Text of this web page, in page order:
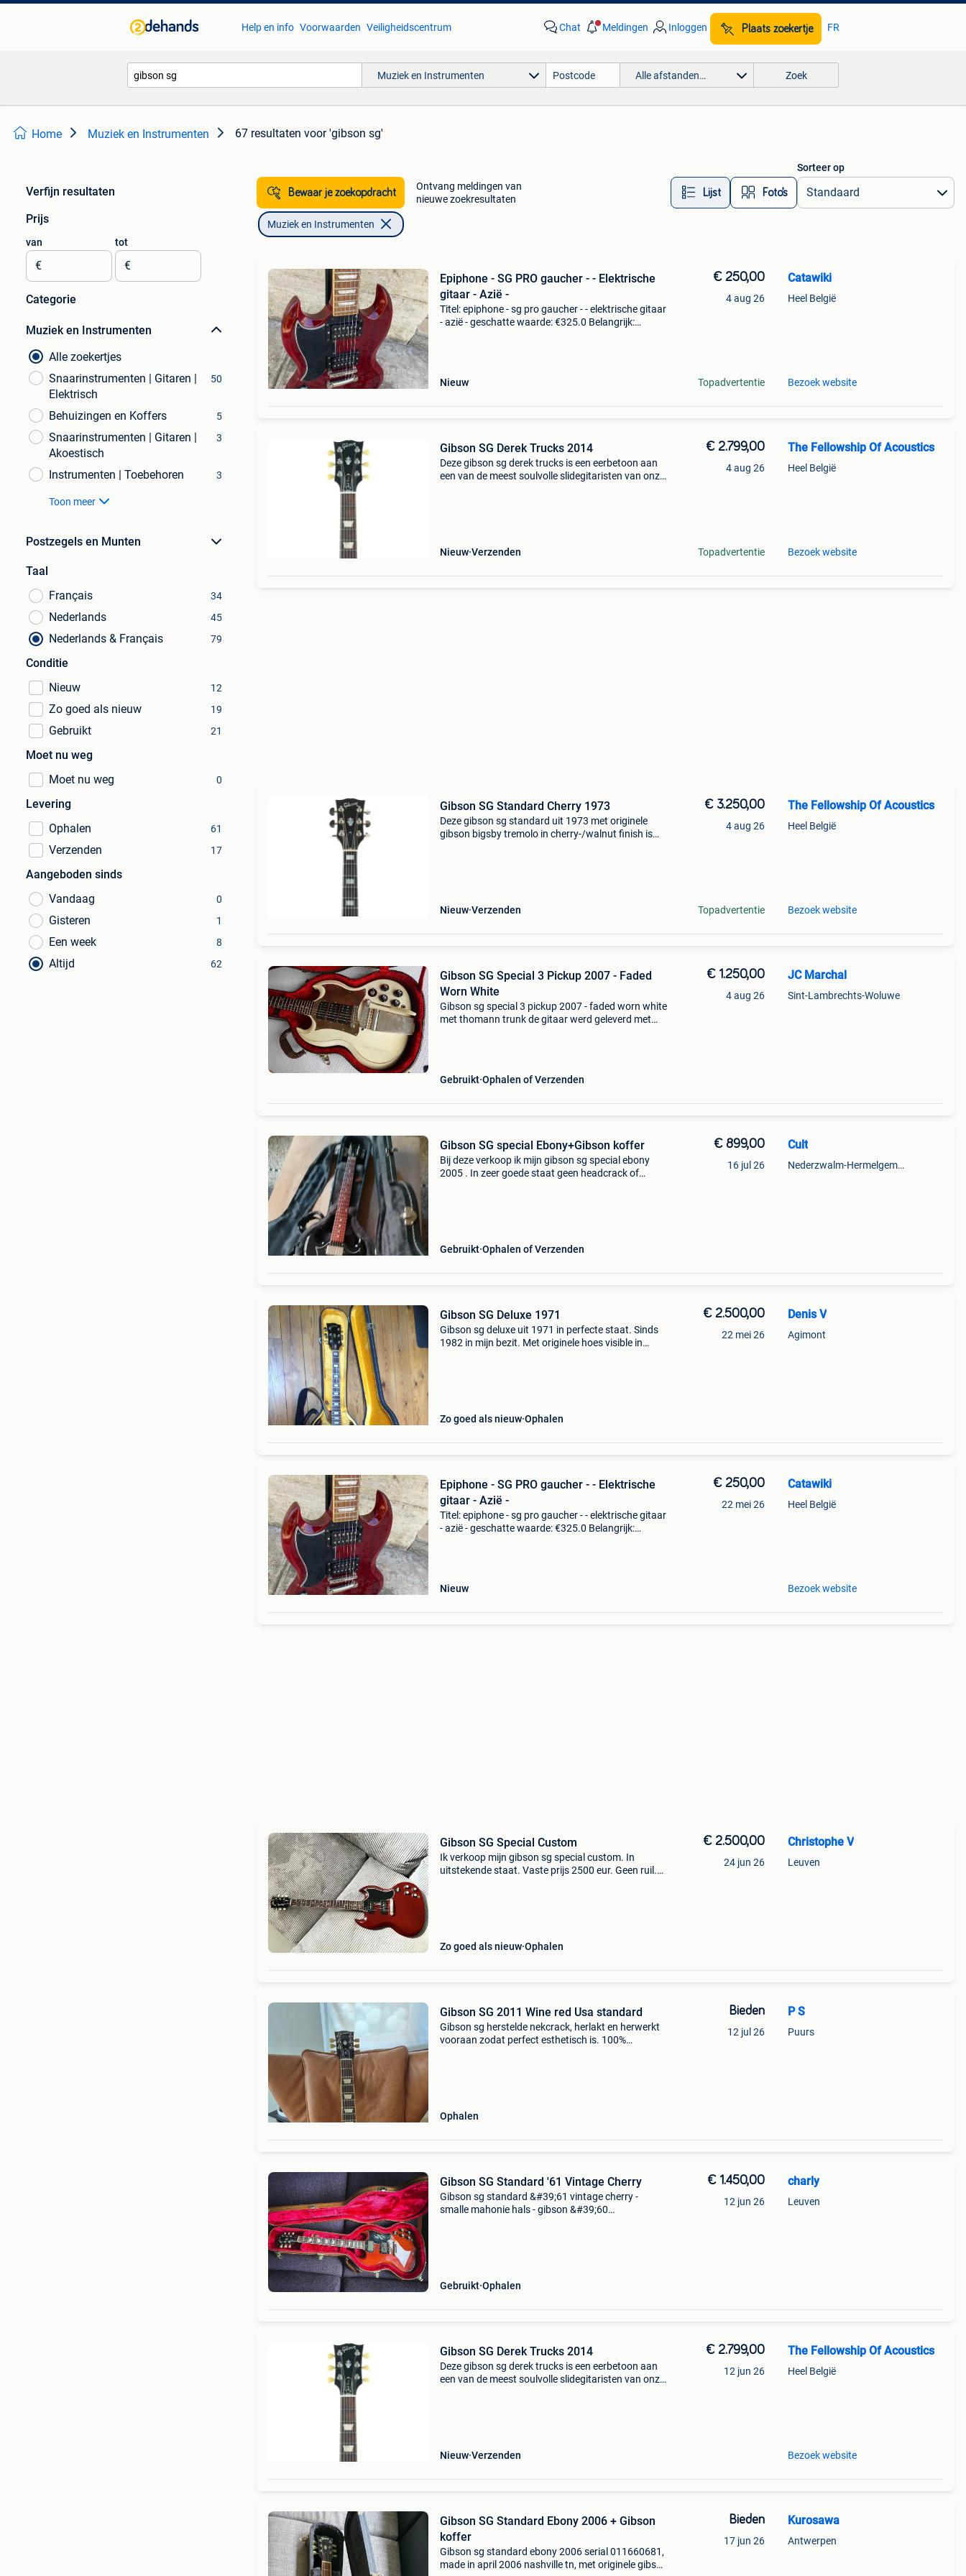
Help en info Voorwaarden Veiligheidscentrum Chat Meldingen Inloggen Plaats zoekertje FR
Muziek en Instrumenten Alle afstanden… Zoek
Home Muziek en Instrumenten 67 resultaten voor 'gibson sg'
Verfijn resultaten
Prijs
van
€
tot
€
Categorie
Muziek en Instrumenten
Alle zoekertjes
Snaarinstrumenten | Gitaren |
Elektrisch
50
Behuizingen en Koffers 5
Snaarinstrumenten | Gitaren |
Akoestisch
3
Instrumenten | Toebehoren 3
Toon meer
Postzegels en Munten
Taal
Français
34
Nederlands 45
Nederlands & Français 79
Conditie
Nieuw
12
Zo goed als nieuw 19
Gebruikt 21
Moet nu weg
Moet nu weg
0
Levering
Ophalen
61
Verzenden 17
Aangeboden sinds
Vandaag
0
Gisteren 1
Een week 8
Altijd 62
Bewaar je zoekopdracht
Ontvang meldingen van
nieuwe zoekresultaten
Lijst Foto’s
Sorteer op
Muziek en Instrumenten
Epiphone - SG PRO gaucher - - Elektrische
gitaar - Azië -
Titel: epiphone - sg pro gaucher - - elektrische gitaar
- azië - geschatte waarde: €325.0 Belangrijk:
Nieuw
€ 250,00
4 aug 26
Topadvertentie
Catawiki
Heel België
Bezoek website
Gibson SG Derek Trucks 2014
Deze gibson sg derek trucks is een eerbetoon aan
een van de meest soulvolle slidegitaristen van onze
Nieuw Verzenden
€ 2.799,00
4 aug 26
Topadvertentie
The Fellowship Of Acoustics
Heel België
Bezoek website
Gibson SG Standard Cherry 1973
Deze gibson sg standard uit 1973 met originele
gibson bigsby tremolo in cherry-/walnut finish is
Nieuw Verzenden
€ 3.250,00
4 aug 26
Topadvertentie
The Fellowship Of Acoustics
Heel België
Bezoek website
Gibson SG Special 3 Pickup 2007 - Faded
Worn White
Gibson sg special 3 pickup 2007 - faded worn white
met thomann trunk de gitaar werd geleverd met
Gebruikt Ophalen of Verzenden
€ 1.250,00
4 aug 26
JC Marchal
Sint-Lambrechts-Woluwe
Gibson SG special Ebony+Gibson koffer
Bij deze verkoop ik mijn gibson sg special ebony
2005 . In zeer goede staat geen headcrack of
Gebruikt Ophalen of Verzenden
€ 899,00
16 jul 26
Cult
Nederzwalm-Hermelgem + Deel Oudenaarde En Zingem
Gibson SG Deluxe 1971
Gibson sg deluxe uit 1971 in perfecte staat. Sinds
1982 in mijn bezit. Met originele hoes visible in
Zo goed als nieuw Ophalen
€ 2.500,00
22 mei 26
Denis V
Agimont
Epiphone - SG PRO gaucher - - Elektrische
gitaar - Azië -
Titel: epiphone - sg pro gaucher - - elektrische gitaar
- azië - geschatte waarde: €325.0 Belangrijk:
Nieuw
€ 250,00
22 mei 26
Catawiki
Heel België
Bezoek website
Gibson SG Special Custom
Ik verkoop mijn gibson sg special custom. In
uitstekende staat. Vaste prijs 2500 eur. Geen ruil.
Zo goed als nieuw Ophalen
€ 2.500,00
24 jun 26
Christophe V
Leuven
Gibson SG 2011 Wine red Usa standard
Gibson sg herstelde nekcrack, herlakt en herwerkt
vooraan zodat perfect esthetisch is. 100%
Ophalen
Bieden
12 jul 26
P S
Puurs
Gibson SG Standard '61 Vintage Cherry
Gibson sg standard &#39;61 vintage cherry -
smalle mahonie hals - gibson &#39;60
Gebruikt Ophalen
€ 1.450,00
12 jun 26
charly
Leuven
Gibson SG Derek Trucks 2014
Deze gibson sg derek trucks is een eerbetoon aan
een van de meest soulvolle slidegitaristen van onze
Nieuw Verzenden
€ 2.799,00
12 jun 26
The Fellowship Of Acoustics
Heel België
Bezoek website
Gibson SG Standard Ebony 2006 + Gibson
koffer
Gibson sg standard ebony 2006 serial 011660681,
made in april 2006 nashville tn, met originele gibson
Bieden
17 jun 26
Kurosawa
Antwerpen